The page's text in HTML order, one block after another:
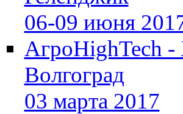
06-09 июня
АгроHighTech
Волгоград
03 марта 2017